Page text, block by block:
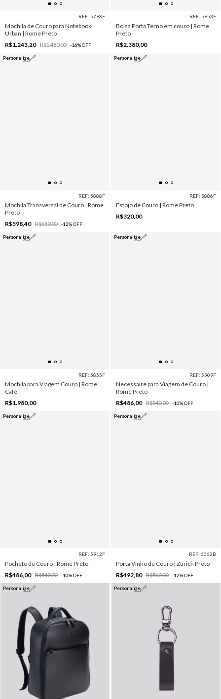
REF: 5798F
Mochila de Couro para Notebook
Urban | Rome Preto
R$1.243,20
R$1.480,00 -16%OFF
REF: 5953F
Bolsa Porta Terno em couro | Rome
Preto
R$2.380,00
Personalize
REF: 5888F
Mochila Transversal de Couro | Rome
Preto
R$598,40
R$680,00 -12%OFF
Personalize
REF: 5886F
Estojo de Couro | Rome Preto
R$320,00
Personalize
REF: 5855F
Mochila para Viagem Couro | Rome
Café
R$1.980,00
Personalize
REF: 5909F
Necessaire para Viagem de Couro |
Rome Preto
R$486,00
R$540,00 -10%OFF
Personalize
REF: 5912F
Pochete de Couro | Rome Preto
R$486,00
R$540,00 -10%OFF
Personalize
REF: 6062B
Porta Vinho de Couro | Zurich Preto
R$492,80
R$560,00 -12%OFF
Personalize Personalize